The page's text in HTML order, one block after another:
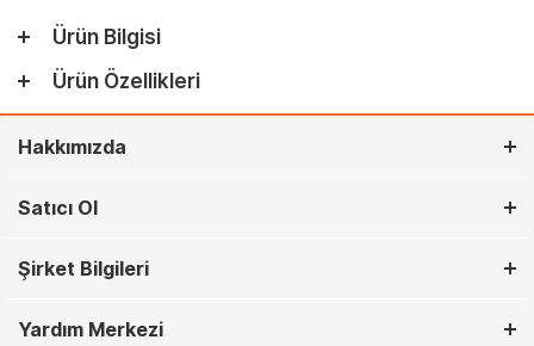
Ürün Bilgisi
Ürün Özellikleri
Hakkımızda
Satıcı Ol
Şirket Bilgileri
Yardım Merkezi